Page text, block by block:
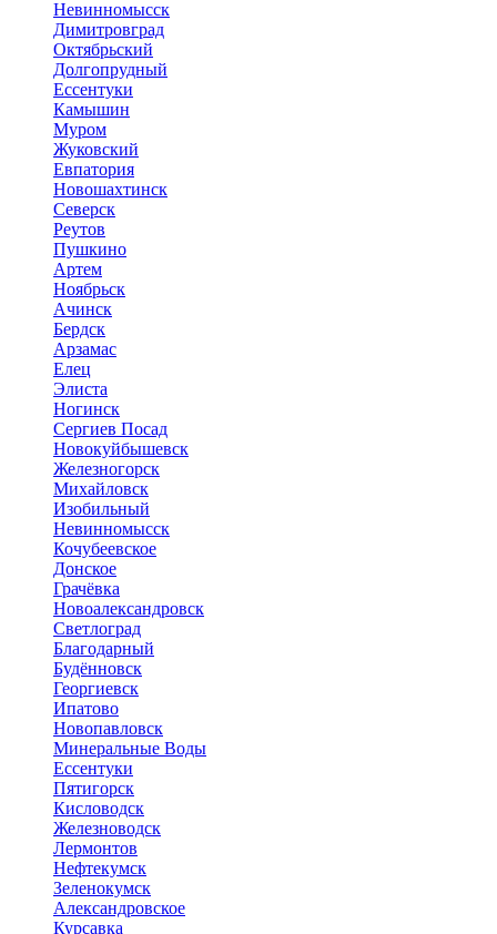
Невинномысск
Димитровград
Октябрьский
Долгопрудный
Ессентуки
Камышин
Муром
Жуковский
Евпатория
Новошахтинск
Северск
Реутов
Пушкино
Артем
Ноябрьск
Ачинск
Бердск
Арзамас
Елец
Элиста
Ногинск
Сергиев Посад
Новокуйбышевск
Железногорск
Михайловск
Изобильный
Невинномысск
Кочубеевское
Донское
Грачёвка
Новоалександровск
Светлоград
Благодарный
Будённовск
Георгиевск
Ипатово
Новопавловск
Минеральные Воды
Ессентуки
Пятигорск
Кисловодск
Железноводск
Лермонтов
Нефтекумск
Зеленокумск
Александровское
Курсавка